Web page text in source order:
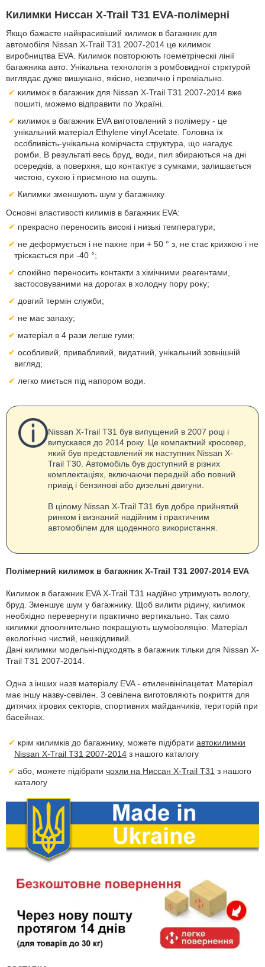
Килимки Ниссан X-Trail T31 EVA-полімерні
Якщо бажаєте найкрасивіший килимок в багажник для
автомобіля Nissan X-Trail T31 2007-2014 це килимок
виробництва EVA. Килимок повторюють гоеметріческіі лінії
багажника авто. Унікальна технологія з ромбовидної стрктурой
виглядає дуже вишукано, якісно, незвично і преміально.
килимок в багажник для Nissan X-Trail T31 2007-2014 вже
пошиті, можемо відправити по Україні.
килимок в багажник EVA виготовлений з полімеру - це
унікальний матеріал Ethylene vinyl Acetate. Головна їх
особливість-унікальна комірчаста структура, що нагадує
ромби. В результаті весь бруд, води, пил збираються на дні
осередків, а поверхня, що контактує з сумками, залишається
чистою, сухою і приємною на ошупь.
Килимки зменшують шум у багажнику.
Основні властивості килимів в багажник EVA:
прекрасно переносить високі і низькі температури;
не деформується і не пахне при + 50 ° з, не стає крихкою і не
тріскається при -40 °;
спокійно переносить контакти з хімічними реагентами,
застосовуваними на дорогах в холодну пору року;
довгий термін служби;
не має запаху;
матеріал в 4 рази легше гуми;
особливий, привабливий, видатний, унікальний зовнішній
вигляд;
легко миється під напором води.
Nissan X-Trail T31 був випущений в 2007 році і
випускався до 2014 року. Це компактний кросовер,
який був представлений як наступник Nissan X-
Trail T30. Автомобіль був доступний в різних
комплектаціях, включаючи передній або повний
привід і бензинові або дизельні двигуни.
В цілому Nissan X-Trail T31 був добре прийнятий
ринком і визнаний надійним і практичним
автомобілем для щоденного використання.
Полімерний килимок в багажник X-Trail T31 2007-2014 EVA
Килимок в багажник EVA X-Trail T31 надійно утримують вологу,
бруд. Зменшує шум у багажнику. Щоб вилити рідину, килимок
необхідно перевернути практично вертикально. Так само
килимки дпоолнительно покращують шумоізоляцію. Матеріал
екологічно чистий, нешкідливий.
Дані килимки модельні-підходять в багажник тільки для Nissan X-
Trail T31 2007-2014.
Одна з інших назв матеріалу EVA - етиленвінілацетат. Матеріал
має іншу назву-севілен. З севілена виготовляють покриття для
дитячих ігрових секторів, спортивних майданчиків, територій при
басейнах.
крім килимків до багажнику, можете підібратиавтокилимки
Nissan X-Trail T31 2007-2014 з нашого каталогу
або, можете підібратичохли на Ниссан X-Trail T31 з нашого
каталогу